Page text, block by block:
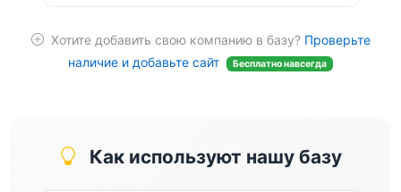
Хотите добавить свою компанию в базу? Проверьте
наличие и добавьте сайт
Бесплатно навсегда
Как используют нашу базу